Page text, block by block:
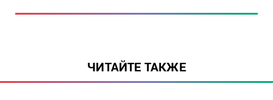
ЧИТАЙТЕ ТАКЖЕ